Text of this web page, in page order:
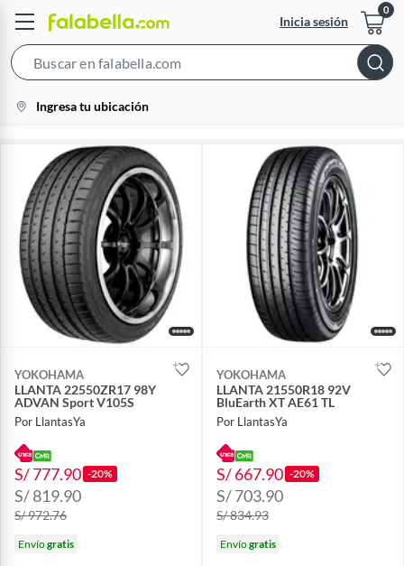
Inicia sesión
Bar
location-
icon
Ingresa tu ubicación
YOKOHAMA
LLANTA 22550ZR17 98Y
ADVAN Sport V105S
Por LlantasYa
S/ 777.90 -20%
S/ 819.90
S/ 972.76
Envíogratis
YOKOHAMA
LLANTA 21550R18 92V
BluEarth XT AE61 TL
Por LlantasYa
S/ 667.90 -20%
S/ 703.90
S/ 834.93
Envíogratis